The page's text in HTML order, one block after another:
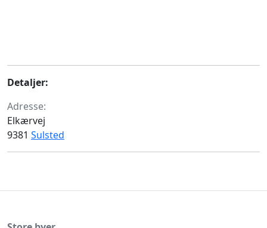
Detaljer:
Adresse:
Elkærvej
9381 Sulsted